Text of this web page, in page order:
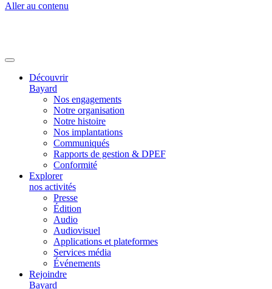
Aller au contenu
Découvrir
Bayard
Nos engagements
Notre organisation
Notre histoire
Nos implantations
Communiqués
Rapports de gestion & DPEF
Conformité
Explorer
nos activités
Presse
Édition
Audio
Audiovisuel
Applications et plateformes
Services média
Événements
Rejoindre
Bayard